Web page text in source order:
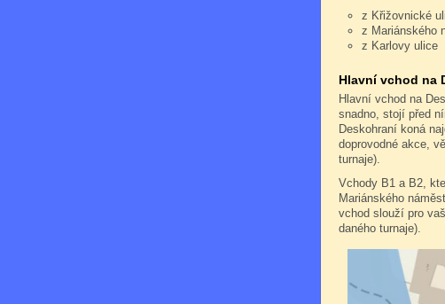
z Křižovnické
z Mariánského
z Karlovy ulice
Hlavní vchod na
Hlavní vchod na
snadno, stojí před
Deskohraní koná
doprovodné akce,
turnaje).
Vchody B1 a B2,
Mariánského
vchod slouží pro
daného turnaje).